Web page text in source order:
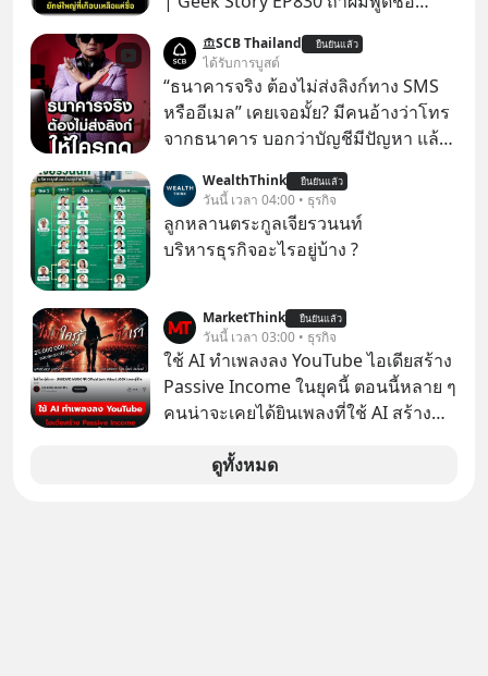
ถ่านไฟฉาย? ถ้าคุณยังคิดแบบนั้น แสดง
ว่าคุณกำลังพลาดเรื่องราวการ
‘Rebranding’ ที่ดุเดือดที่สุดใน
ประวัติศาสตร์ญี่ปุ่น! รู้หรือไม่ว่า ในวันที่
บาท Panasonic ตัดสินใจหักดิบ ทิ้ง
ตลาดเครื่องใช้ไฟฟ้าที่สู้ B2C ไม่ไหว
แล้วหันไปเดิมพันครั้งใหญ่กับ Tesla
และ Software Solutions จนวันนี้พวก
อุตสาหกรรม EV โลกไปแล้ว… พวกเขา
ทำได้อย่างไร เลือกฟังกันได้เลยนะครับ
อย่าลืมกด Follow ติดตาม PodCast
ช่อง Geek Forever’s Podcast ของผม
กันด้วยนะครับ 🎧 ฟังผ่าน Spotify :
ผ่าน Apple Podcast :
SCB Thailand ยืนยันแล้ว
ได้รับการบูสต์
“ธนาคารจริง ต้องไม่ส่งลิงก์ทาง SMS
หรืออีเมล” เคยเจอมั้ย? มีคนอ้างว่าโทร
จากธนาคาร บอกว่าบัญชีมีปัญหา แล้ว
ทันที มาฟัง “ป้าเก๋าเล่ากลโกง” เพื่อรู้ทัน
มุกหลอกลวงในคราบความน่าเชื่อถือ
กันค่ะ #แก้เกมกลโกง #ป้าเก๋าเล่ากล
โกง #LivesSustainably #อยู่อย่าง
#FraudEducation #FinancialLiteracy
#DigitalBankWithHumanTouch
WealthThink ยืนยันแล้ว
วันนี้ เวลา 04:00 • ธุรกิจ
ลูกหลานตระกูลเจียรวนนท์
บริหารธุรกิจอะไรอยู่บ้าง ?
MarketThink ยืนยันแล้ว
วันนี้ เวลา 03:00 • ธุรกิจ
ใช้ AI ทำเพลงลง YouTube ไอเดียสร้าง
Passive Income ในยุคนี้ ตอนนี้หลาย ๆ
คนน่าจะเคยได้ยินเพลงที่ใช้ AI สร้าง
รู้ตัวเรา” จากช่องชื่อว่า UNHEARD
ดูทั้งหมด